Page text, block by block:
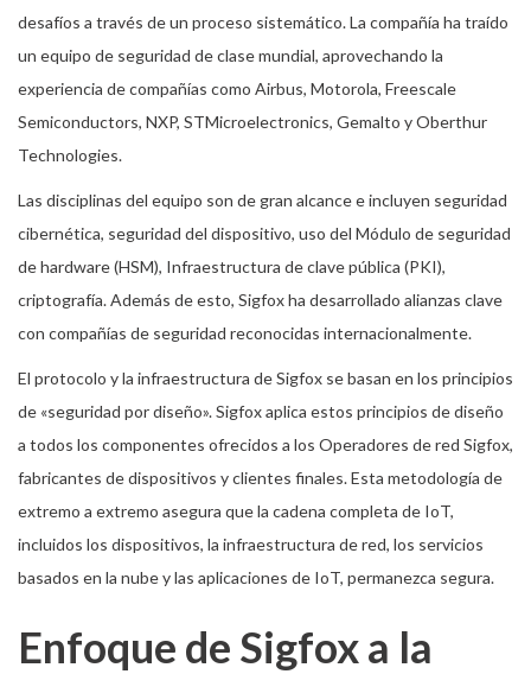
desafíos a través de un proceso sistemático. La compañía ha traído
un equipo de seguridad de clase mundial, aprovechando la
experiencia de compañías como Airbus, Motorola, Freescale
Semiconductors, NXP, STMicroelectronics, Gemalto y Oberthur
Technologies.
Las disciplinas del equipo son de gran alcance e incluyen seguridad
cibernética, seguridad del dispositivo, uso del Módulo de seguridad
de hardware (HSM), Infraestructura de clave pública (PKI),
criptografía. Además de esto, Sigfox ha desarrollado alianzas clave
con compañías de seguridad reconocidas internacionalmente.
El protocolo y la infraestructura de Sigfox se basan en los principios
de «seguridad por diseño». Sigfox aplica estos principios de diseño
a todos los componentes ofrecidos a los Operadores de red Sigfox,
fabricantes de dispositivos y clientes finales. Esta metodología de
extremo a extremo asegura que la cadena completa de IoT,
incluidos los dispositivos, la infraestructura de red, los servicios
basados ​​en la nube y las aplicaciones de IoT, permanezca segura.
Enfoque de Sigfox a la